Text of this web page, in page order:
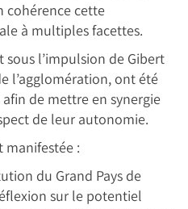
cohérence cette
à multiples facettes.
sous l’impulsion de Gibert
l’agglomération, ont été
de mettre en synergie
de leur autonomie.
manifestée :
du Grand Pays de
sur le potentiel